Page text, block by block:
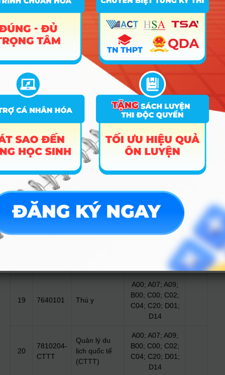
D14
14 7620105
A00; A07; A09;
B00; C00; C02;
C04; C20; D01;
D14
15 7620110
A00; A07; A09;
B00; C00; C02;
C04; C20; D01;
D14
16 7620115
Kinh tế nông
nghiệp
A00; A07; A09;
B00; C00; C02;
C04; C20; D01;
B00; C00; C02;
C04; C20; D01;
D14
A00; A07; A09;
B00; C00; C02;
C04; C20; D01;
19 7640101 Thú y
A00; A07; A09;
B00; C00; C02;
C04; C20; D01;
D14
20
7810204-
CTTT
Quản lý du
lịch quốc tế
(CTTT)
A00; A07; A09;
B00; C00; C02;
C04; C20; D01;
D14